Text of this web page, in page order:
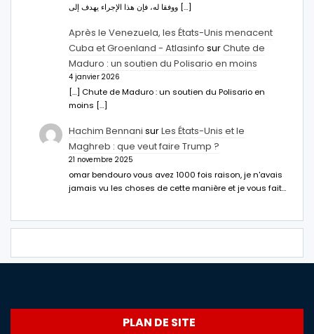
ووفقا له، فإن هذا الإجراء يهدف إلى […]
Après le Venezuela, les États-Unis menacent
Cuba et Groenland - Atlasinfo surChute de
Maduro : un soutien du Polisario en moins
4 janvier 2026
[…] Chute de Maduro : un soutien du Polisario en
moins […]
Hachim Bennani surLes États-Unis et le
Maghreb : que veut faire Trump ?
21 novembre 2025
omar bendouro vous avez 1000 fois raison, je n'avais
jamais vu les choses de cette manière et je vous fait…
PLAN DE SITE